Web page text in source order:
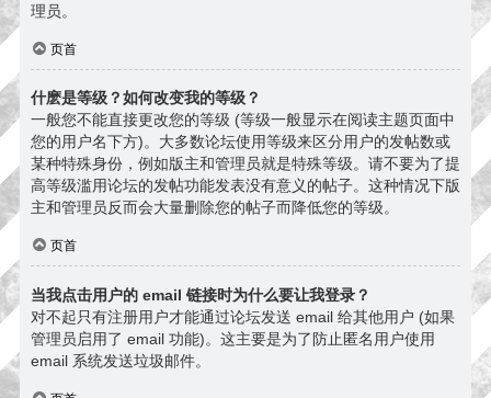
理员。
页首
什麽是等级？如何改变我的等级？
一般您不能直接更改您的等级 (等级一般显示在阅读主题页面中
您的用户名下方)。大多数论坛使用等级来区分用户的发帖数或
某种特殊身份，例如版主和管理员就是特殊等级。请不要为了提
高等级滥用论坛的发帖功能发表没有意义的帖子。这种情况下版
主和管理员反而会大量删除您的帖子而降低您的等级。
页首
当我点击用户的 email 链接时为什么要让我登录？
对不起只有注册用户才能通过论坛发送 email 给其他用户 (如果
管理员启用了 email 功能)。这主要是为了防止匿名用户使用
email 系统发送垃圾邮件。